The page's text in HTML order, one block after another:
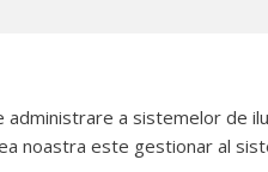
a sistemelor de
noastra este gestionar al